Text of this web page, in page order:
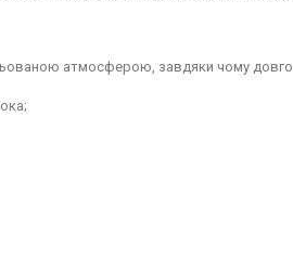
атмосферою, завдяки чому довго